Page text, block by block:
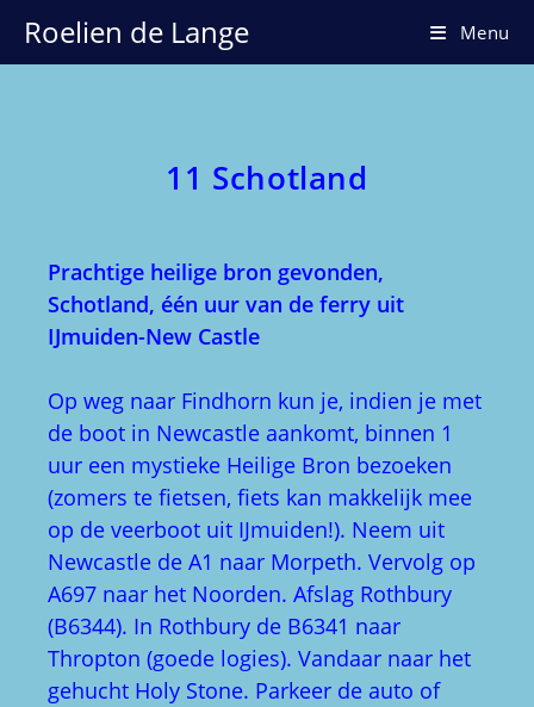
naar
inhoud
Roelien de Lange Menu
11 Schotland
Prachtige heilige bron gevonden,
Schotland, één uur van de ferry uit
IJmuiden-New Castle
Op weg naar Findhorn kun je, indien je met
de boot in Newcastle aankomt, binnen 1
uur een mystieke Heilige Bron bezoeken
(zomers te fietsen, fiets kan makkelijk mee
op de veerboot uit IJmuiden!). Neem uit
Newcastle de A1 naar Morpeth. Vervolg op
A697 naar het Noorden. Afslag Rothbury
(B6344). In Rothbury de B6341 naar
Thropton (goede logies). Vandaar naar het
gehucht Holy Stone. Parkeer de auto of